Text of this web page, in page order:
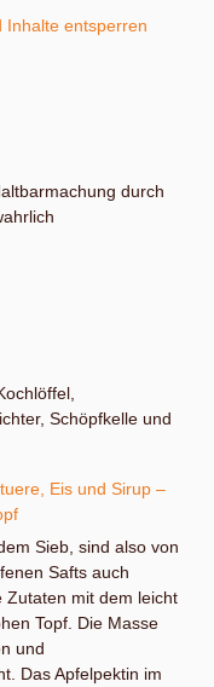
Inhalte entsperren
durch
Schöpfkelle und
Sieb, sind also von
Safts auch
Zutaten mit dem leicht
Topf. Die Masse
und
Das Apfelpektin im